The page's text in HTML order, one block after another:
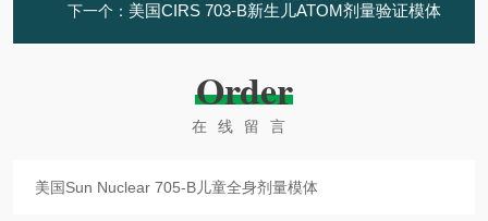
下一个： 美国CIRS 703-B新生儿ATOM剂量验证模体
Order
在线留言